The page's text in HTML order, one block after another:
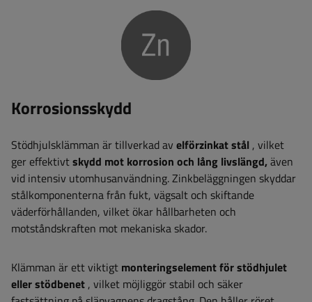
Korrosionsskydd
Stödhjulsklämman är tillverkad av elförzinkat stål , vilket
ger effektivtskydd mot korrosion och lång livslängd,även
vid intensiv utomhusanvändning. Zinkbeläggningen skyddar
stålkomponenterna från fukt, vägsalt och skiftande
väderförhållanden, vilket ökar hållbarheten och
motståndskraften mot mekaniska skador.
Klämman är ett viktigt monteringselement för stödhjulet
eller stödbenet , vilket möjliggör stabil och säker